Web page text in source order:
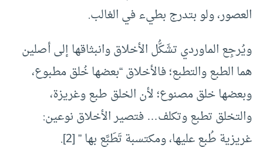
العصور، ولو بتدرج بطيء في الغالب.
ويُرجِع الماوردي تشَكُّل الأخلاق وانبثاقها إلى أصلين
هما الطبع والتطبع؛ فالأخلاق “بعضها خُلق مطبوع،
وبعضها خلق مصنوع؛ لأن الخلق طبع وغريزة،
والتخلق تطبع وتكلف… فتصير الأخلاق نوعين:
غريزية طُبع عليها، ومكتسبة تَطَبَّع بها ” [2].